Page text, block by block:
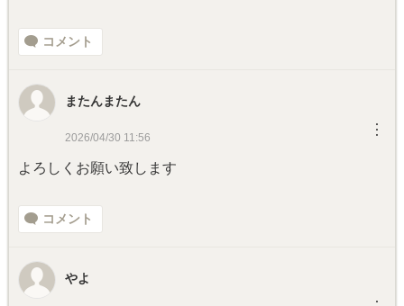
コメント
またんまたん
2026/04/30 11:56 ︙
よろしくお願い致します
コメント
やよ